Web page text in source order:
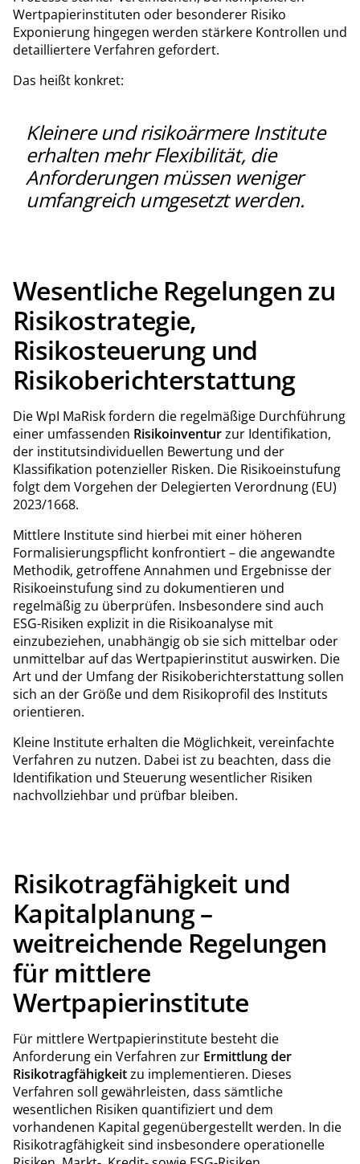
Wertpapierinstituten oder besonderer Risiko
Exponierung hingegen werden stärkere Kontrollen und
detailliertere Verfahren gefordert.
Das heißt konkret:
Kleinere und risikoärmere Institute
erhalten mehr Flexibilität, die
Anforderungen müssen weniger
umfangreich umgesetzt werden.
Wesentliche Regelungen zu
Risikostrategie,
Risikosteuerung und
Risikoberichterstattung
Die WpI MaRisk fordern die regelmäßige Durchführung
einer umfassenden Risikoinventurzur Identifikation,
der institutsindividuellen Bewertung und der
Klassifikation potenzieller Risken. Die Risikoeinstufung
folgt dem Vorgehen der Delegierten Verordnung (EU)
2023/1668.
Mittlere Institute sind hierbei mit einer höheren
Formalisierungspflicht konfrontiert – die angewandte
Methodik, getroffene Annahmen und Ergebnisse der
Risikoeinstufung sind zu dokumentieren und
regelmäßig zu überprüfen. Insbesondere sind auch
ESG-Risiken explizit in die Risikoanalyse mit
einzubeziehen, unabhängig ob sie sich mittelbar oder
unmittelbar auf das Wertpapierinstitut auswirken. Die
Art und der Umfang der Risikoberichterstattung sollen
sich an der Größe und dem Risikoprofil des Instituts
orientieren.
Kleine Institute erhalten die Möglichkeit, vereinfachte
Verfahren zu nutzen. Dabei ist zu beachten, dass die
Identifikation und Steuerung wesentlicher Risiken
nachvollziehbar und prüfbar bleiben.
Risikotragfähigkeit und
Kapitalplanung –
weitreichende Regelungen
für mittlere
Wertpapierinstitute
Für mittlere Wertpapierinstitute besteht die
Anforderung ein Verfahren zur Ermittlung der
Risikotragfähigkeitzu implementieren. Dieses
Verfahren soll gewährleisten, dass sämtliche
wesentlichen Risiken quantifiziert und dem
vorhandenen Kapital gegenübergestellt werden. In die
Risikotragfähigkeit sind insbesondere operationelle